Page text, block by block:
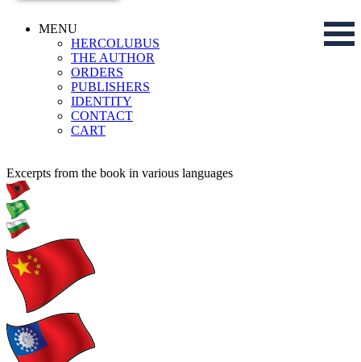
MENU
HERCOLUBUS
THE AUTHOR
ORDERS
PUBLISHERS
IDENTITY
CONTACT
CART
Excerpts from the book in various languages